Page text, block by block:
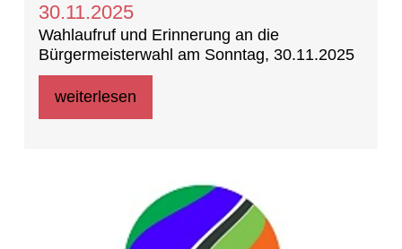
30.11.2025
Wahlaufruf und Erinnerung an die
Bürgermeisterwahl am Sonntag, 30.11.2025
weiterlesen